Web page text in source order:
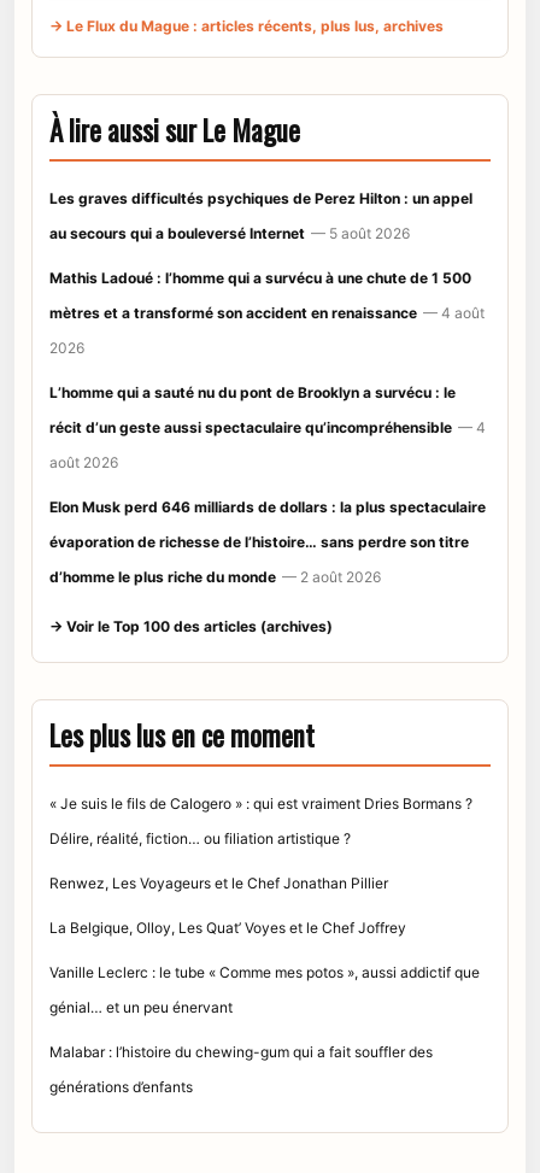
→ Le Flux du Mague : articles récents, plus lus, archives
À lire aussi sur Le Mague
Les graves difficultés psychiques de Perez Hilton : un appel
au secours qui a bouleversé Internet — 5 août 2026
Mathis Ladoué : l’homme qui a survécu à une chute de 1 500
mètres et a transformé son accident en renaissance — 4 août
2026
L’homme qui a sauté nu du pont de Brooklyn a survécu : le
récit d’un geste aussi spectaculaire qu’incompréhensible — 4
août 2026
Elon Musk perd 646 milliards de dollars : la plus spectaculaire
évaporation de richesse de l’histoire… sans perdre son titre
d’homme le plus riche du monde — 2 août 2026
→ Voir le Top 100 des articles (archives)
Les plus lus en ce moment
« Je suis le fils de Calogero » : qui est vraiment Dries Bormans ?
Délire, réalité, fiction… ou filiation artistique ?
Renwez, Les Voyageurs et le Chef Jonathan Pillier
La Belgique, Olloy, Les Quat’ Voyes et le Chef Joffrey
Vanille Leclerc : le tube « Comme mes potos », aussi addictif que
génial… et un peu énervant
Malabar : l’histoire du chewing-gum qui a fait souffler des
générations d’enfants